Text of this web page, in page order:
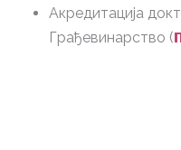
Акредитација
Грађевинарство (